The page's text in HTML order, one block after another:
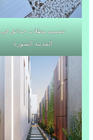
تصميم مظلات حدائق في
المدينة المنورة